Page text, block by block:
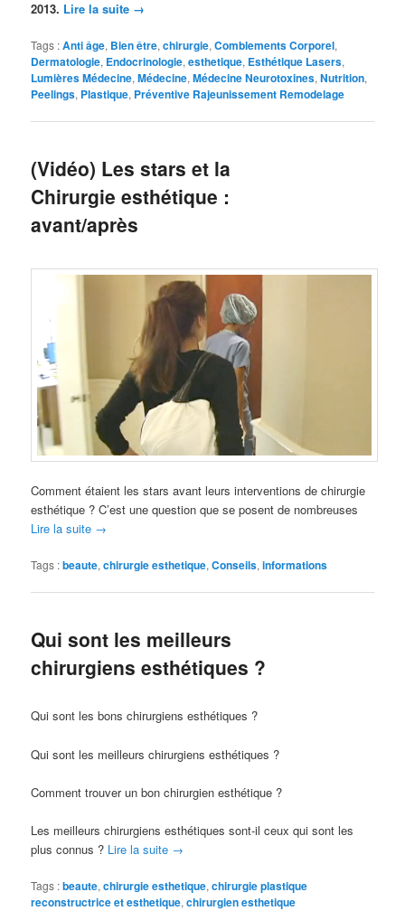
2013. Lire la suite →
Tags :Anti âge, Bien être,chirurgie,Comblements Corporel,
Dermatologie, Endocrinologie,esthetique, Esthétique Lasers,
Lumières Médecine,Médecine,Médecine Neurotoxines,Nutrition,
Peelings, Plastique, Préventive Rajeunissement Remodelage
(Vidéo) Les stars et la
Chirurgie esthétique :
avant/après
Comment étaient les stars avant leurs interventions de chirurgie
esthétique ? C’est une question que se posent de nombreuses
Lire la suite →
Tags :beaute,chirurgie esthetique,Conseils,informations
Qui sont les meilleurs
chirurgiens esthétiques ?
Qui sont les bons chirurgiens esthétiques ?
Qui sont les meilleurs chirurgiens esthétiques ?
Comment trouver un bon chirurgien esthétique ?
Les meilleurs chirurgiens esthétiques sont-il ceux qui sont les
plus connus ? Lire la suite →
Tags :beaute,chirurgie esthetique,chirurgie plastique
reconstructrice et esthetique,chirurgien esthetique